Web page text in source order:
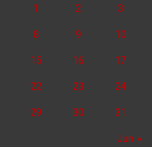
1 2 3
8 9 10
15 16 17
22 23 24
29 30 31
Jun »